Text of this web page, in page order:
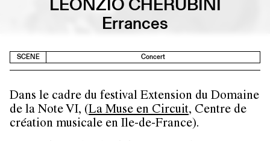
Errances
SCENE Concert
Dans le cadre du festival Extension du Domaine
de la Note VI, (La Muse en Circuit, Centre de
création musicale en Ile-de-France).